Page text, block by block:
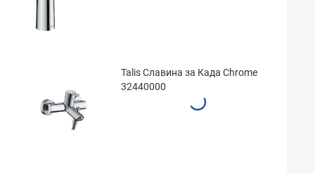
Talis Славина за Када Chrome
32440000